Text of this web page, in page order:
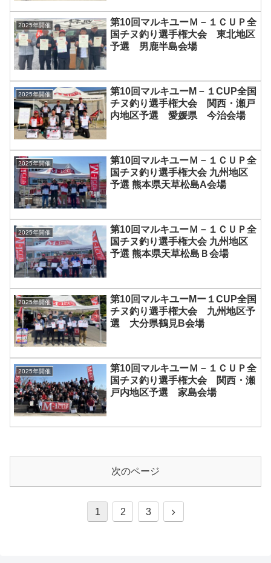
2025年開催
第10回マルキユーＭ－１ＣＵＰ全
国チヌ釣り選手権大会 東北地区
予選 男鹿半島会場
2025年開催
第10回マルキユーM－１CUP全国
チヌ釣り選手権大会 関西・瀬戸
内地区予選 愛媛県 今治会場
2025年開催
第10回マルキユーＭ－１ＣＵＰ全
国チヌ釣り選手権大会 九州地区
予選 熊本県天草松島A会場
2025年開催
第10回マルキユーＭ－１ＣＵＰ全
国チヌ釣り選手権大会 九州地区
予選 熊本県天草松島Ｂ会場
2025年開催
第10回マルキユーMー１CUP全国
チヌ釣り選手権大会 九州地区予
選 大分県鶴見B会場
2025年開催
第10回マルキユーＭ－１ＣＵＰ全
国チヌ釣り選手権大会 関西・瀬
戸内地区予選 家島会場
次のページ
1 2 3
次